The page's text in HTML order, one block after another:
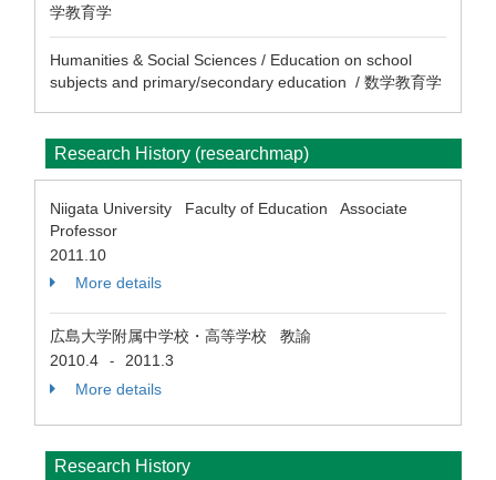
学教育学
Humanities & Social Sciences / Education on school
subjects and primary/secondary education / 数学教育学
Research History (researchmap)
Niigata University Faculty of Education Associate
Professor
2011.10
More details
広島大学附属中学校・高等学校 教諭
2010.4
-
2011.3
More details
Research History